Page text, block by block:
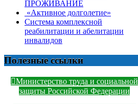
ПРОЖИВАНИЕ
«Активное долголетие»
Система комплексной
реабилитации и абелитации
инвалидов
Полезные ссылки
Министерство труда и социальной
защиты Российской Федерации